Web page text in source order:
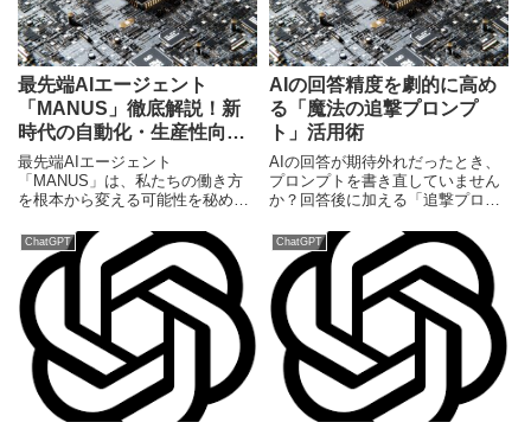
最先端AIエージェント
「MANUS」徹底解説！新
時代の自動化・生産性向上
【2025年最新】
最先端AIエージェント
「MANUS」は、私たちの働き方
を根本から変える可能性を秘めて
な活用例、そして技術的詳細をわ
かりやすく解説し、新時代の自動
化と生産性向上を深掘りします。
AIの回答精度を劇的に高め
る「魔法の追撃プロンプ
ト」活用術
AIの回答が期待外れだったとき、
プロンプトを書き直していません
か？回答後に加える「追撃プロン
向上させるプロのテクニックを解
説します。
ChatGPT ChatGPT